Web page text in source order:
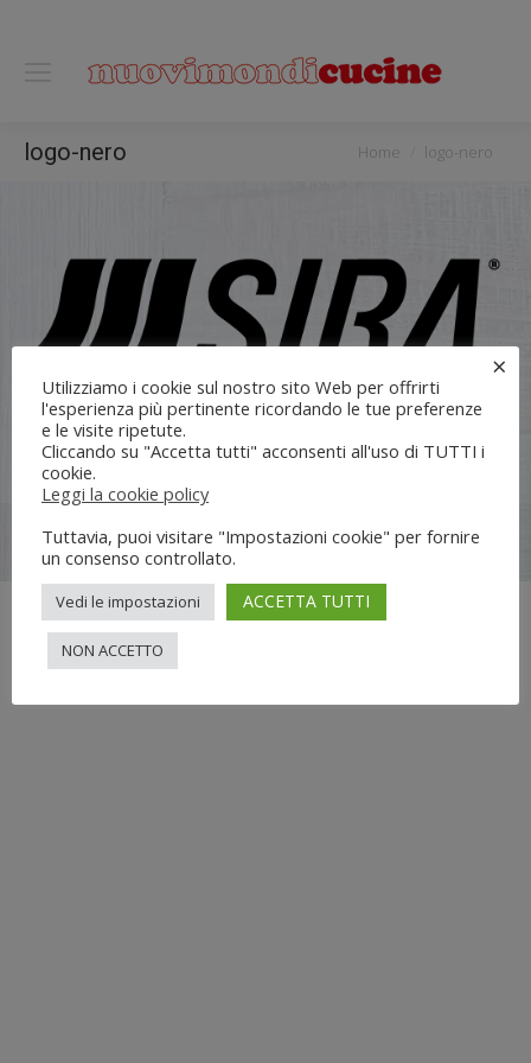
logo-nero You are here:
Home logo-nero
Flli UNIA s.n.c. | Lungo Dora Voghera 28/d Torino (10122) |
info[at]nuovimondi.com | P.IVA 00715420014
Utilizziamo i cookie sul nostro sito Web per offrirti
l'esperienza più pertinente ricordando le tue preferenze
e le visite ripetute.
Cliccando su "Accetta tutti" acconsenti all'uso di TUTTI i
cookie.
Leggi la cookie policy
×
Tuttavia, puoi visitare "Impostazioni cookie" per fornire
un consenso controllato.
Vedi le impostazioni ACCETTA TUTTI
NON ACCETTO